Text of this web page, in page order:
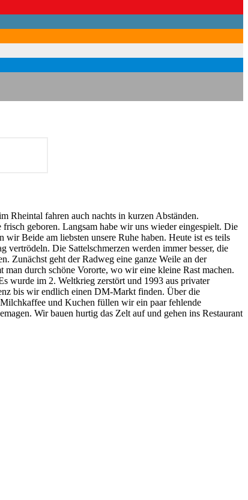
Rheintal fahren auch nachts in kurzen Abständen.
geboren. Langsam habe wir uns wieder eingespielt. Die
Beide am liebsten unsere Ruhe haben. Heute ist es teils
vertrödeln. Die Sattelschmerzen werden immer besser, die
Zunächst geht der Radweg eine ganze Weile an der
durch schöne Vororte, wo wir eine kleine Rast machen.
wurde im 2. Weltkrieg zerstört und 1993 aus privater
bis wir endlich einen DM-Markt finden. Über die
und Kuchen füllen wir ein paar fehlende
Wir bauen hurtig das Zelt auf und gehen ins Restaurant